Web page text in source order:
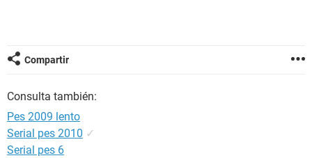
Compartir
Consulta también:
Pes 2009 lento
Serial pes 2010 ✓
Serial pes 6